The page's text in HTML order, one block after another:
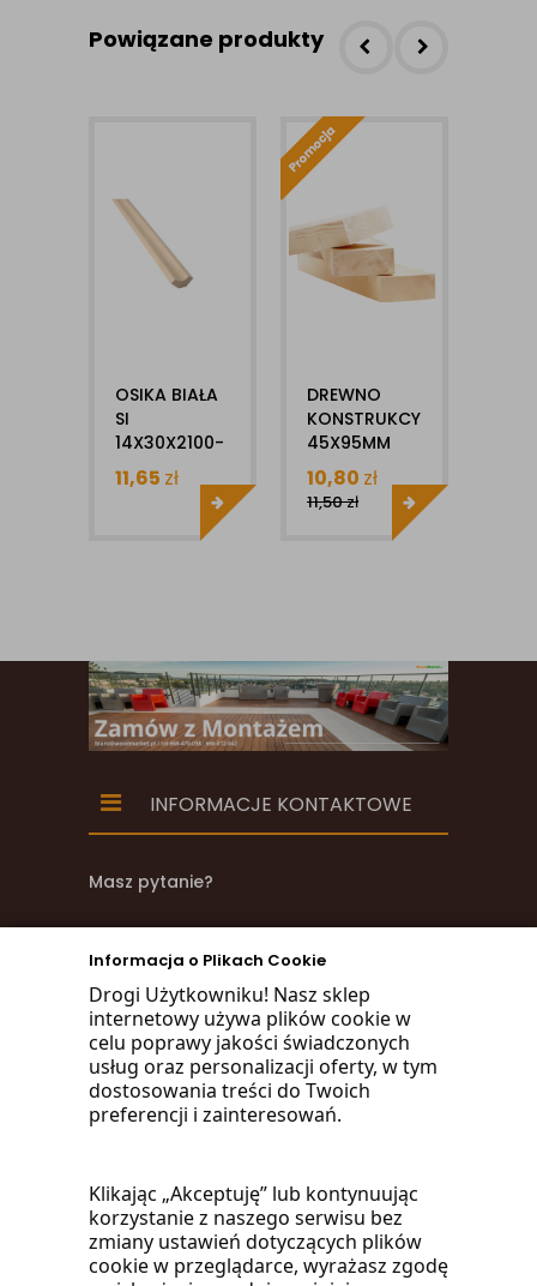
Informacja o Plikach Cookie
Drogi Użytkowniku! Nasz sklep
internetowy używa plików cookie w
celu poprawy jakości świadczonych
usług oraz personalizacji oferty, w tym
dostosowania treści do Twoich
preferencji i zainteresowań.
Klikając „Akceptuję” lub kontynuując
korzystanie z naszego serwisu bez
zmiany ustawień dotyczących plików
cookie w przeglądarce, wyrażasz zgodę
Powiązane produkty
OSIKA BIAŁA
SI
14X30X2100-
2400MM
LISTWA
WYKOŃCZENIOWA
11,65 zł
DREWNO
KONSTRUKCYJNE
45X95MM
X1MB C24
10,80 zł
11,50zł
INFORMACJE KONTAKTOWE
Masz pytanie?
zadzwoń
668 470 038
660 072 042
lub napisz:
biuro@woodmarket.pl
Facebook